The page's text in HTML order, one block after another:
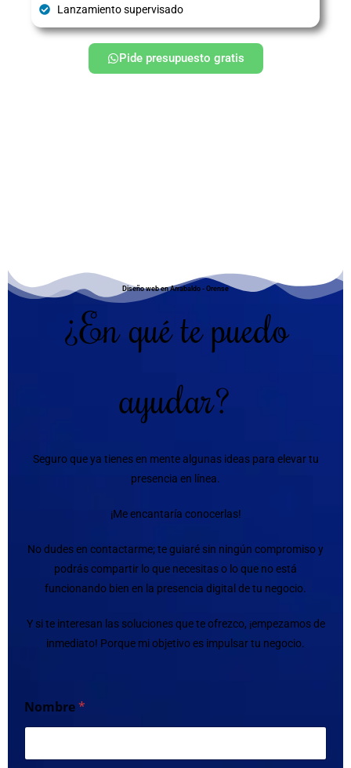
Lanzamiento supervisado
Pide presupuesto gratis
Diseño web en Arrabaldo - Orense
¿En qué te puedo
ayudar?
Seguro que ya tienes en mente algunas ideas para elevar tu
presencia en línea.
¡Me encantaría conocerlas!
No dudes en contactarme; te guiaré sin ningún compromiso y
podrás compartir lo que necesitas o lo que no está
funcionando bien en la presencia digital de tu negocio.
Y si te interesan las soluciones que te ofrezco, ¡empezamos de
inmediato! Porque mi objetivo es impulsar tu negocio.
Nombre*